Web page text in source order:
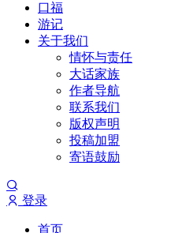
口福
游记
关于我们
情怀与责任
大话家族
作者导航
联系我们
版权声明
投稿加盟
寄语鼓励
登录
首页